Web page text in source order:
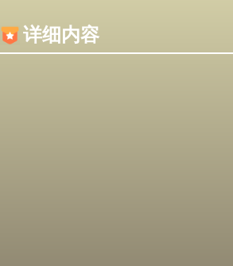
详细内容